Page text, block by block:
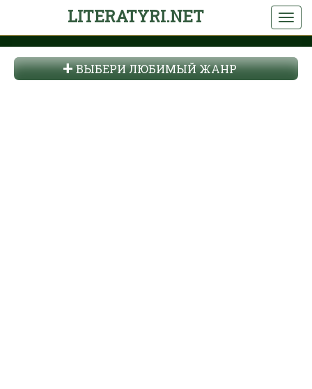
LITERATYRI.NET
ВЫБЕРИ ЛЮБИМЫЙ ЖАНР